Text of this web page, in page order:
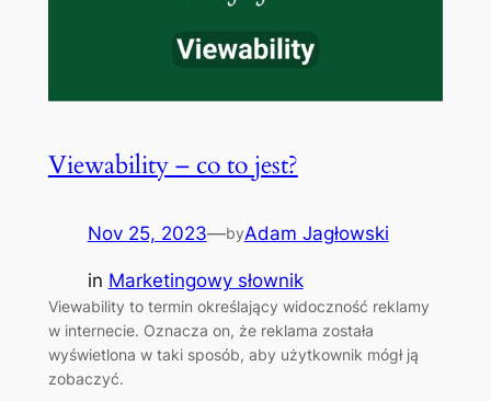
Viewability – co to jest?
Nov 25, 2023—byAdam Jagłowski
in Marketingowy słownik
Viewability to termin określający widoczność reklamy
w internecie. Oznacza on, że reklama została
wyświetlona w taki sposób, aby użytkownik mógł ją
zobaczyć.